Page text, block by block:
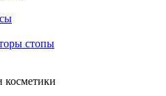
стопы
косметики